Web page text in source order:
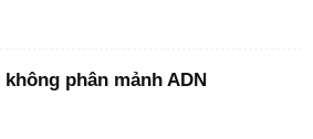
phân mảnh ADN